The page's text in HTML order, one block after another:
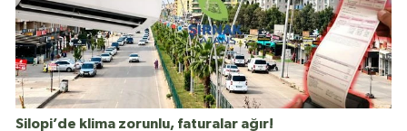
Silopi’de klima zorunlu, faturalar ağır!